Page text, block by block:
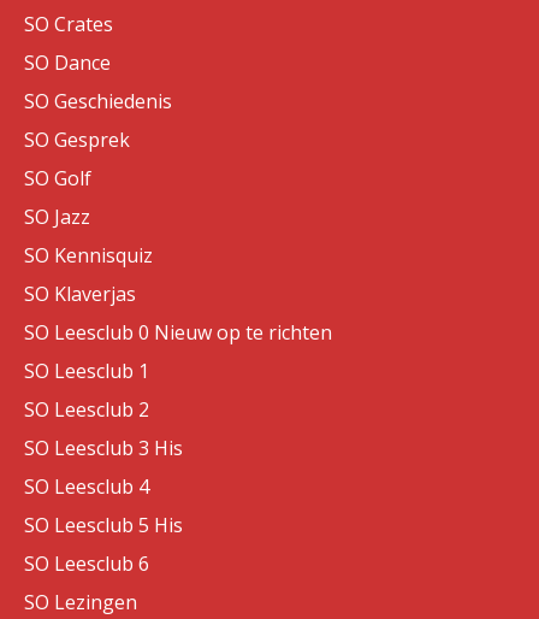
SO Crates
SO Dance
SO Geschiedenis
SO Gesprek
SO Golf
SO Jazz
SO Kennisquiz
SO Klaverjas
SO Leesclub 0 Nieuw op te richten
SO Leesclub 1
SO Leesclub 2
SO Leesclub 3 His
SO Leesclub 4
SO Leesclub 5 His
SO Leesclub 6
SO Lezingen